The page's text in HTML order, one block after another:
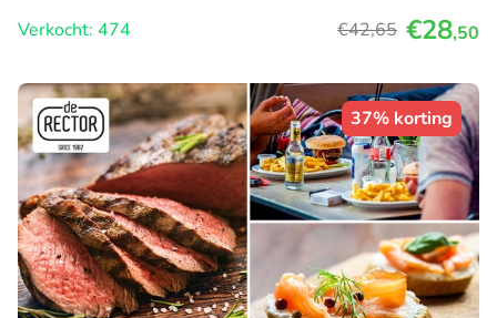
Verkocht: 474
€42,65 €28,50
37% korting